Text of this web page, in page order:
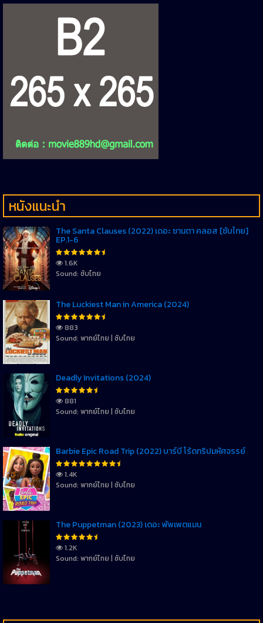
หนังแนะนำ
The Santa Clauses (2022) เดอะ ซานตา คลอส [ซับไทย]
EP.1-6
1.6K
Sound: ซับไทย
The Luckiest Man in America (2024)
883
Sound: พากย์ไทย | ซับไทย
Deadly Invitations (2024)
881
Sound: พากย์ไทย | ซับไทย
Barbie Epic Road Trip (2022) บาร์บี้ โร้ดทริปมหัศจรรย์
1.4K
Sound: พากย์ไทย | ซับไทย
The Puppetman (2023) เดอะ พัพเพตแมน
1.2K
Sound: พากย์ไทย | ซับไทย